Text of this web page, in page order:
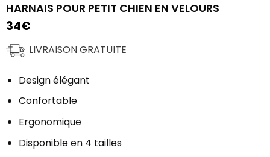
HARNAIS POUR PETIT CHIEN EN VELOURS
34€
LIVRAISON GRATUITE
Design élégant
Confortable
Ergonomique
Disponible en 4 tailles